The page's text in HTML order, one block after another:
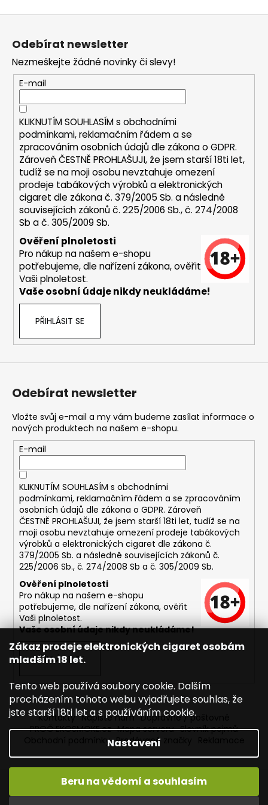
Zákaz prodeje elektronických cigaret osobám
mladším 18 let.
Tento web používá soubory cookie. Dalším
procházením tohoto webu vyjadřujete souhlas, že
jste starší 18ti let a s používáním cookie.
Nastavení
Beru na vědomí a souhlasím
a
í
t
?
HLEDAT
D
o
p
u
10ML
11MG
169
Kč
Původně:
195
Kč
Odebírat newsletter
Nezmeškejte žádné novinky či slevy!
E-mail
KLIKNUTÍM SOUHLASÍM s obchodními
podmínkami,reklamačním řádem a se
zpracováním osobních údajů dle zákona oGDPR.
Zároveň ČESTNĚ PROHLAŠUJI, že jsem starší 18ti let,
tudíž se na moji osobu nevztahuje omezení
prodeje tabákových výrobků a elektronických
cigaret dle zákona č. 379/2005 Sb. a následně
souvisejících zákonů č. 225/2006 Sb., č. 274/2008
Sb a č. 305/2009 Sb.
Ověření plnoletosti
Pro nákup na našem e-shopu
potřebujeme, dle nařízení zákona, ověřit
Vaši plnoletost.
Vaše osobní údaje nikdy neukládáme!
PŘIHLÁSIT SE
Odebírat newsletter
Vložte svůj e-mail a my vám budeme zasílat informace o
nových produktech na našem e-shopu.
E-mail
KLIKNUTÍM SOUHLASÍM s obchodními
podmínkami, reklamačním řádem a se zpracováním
osobních údajů dle zákona o GDPR. Zároveň
ČESTNĚ PROHLAŠUJI, že jsem starší 18ti let, tudíž se na
moji osobu nevztahuje omezení prodeje tabákových
výrobků a elektronických cigaret dle zákona č.
379/2005 Sb. a následně souvisejících zákonů č.
225/2006 Sb., č. 274/2008 Sb a č. 305/2009 Sb.
Ověření plnoletosti
Pro nákup na našem e-shopu
potřebujeme, dle nařízení zákona, ověřit
Vaši plnoletost.
Vaše osobní údaje nikdy neukládáme!
PŘIHLÁSIT SE
Kontakty Napište nám Dopravné / poštovné
PROČ EKOSMOKE.cz Mapa serveru Slovník pojmů
Obchodní podmínky Prodávané značky
Vytvořil Shoptet
Copyright 2026EKOSMOKE - Specialista na e-cigarety.